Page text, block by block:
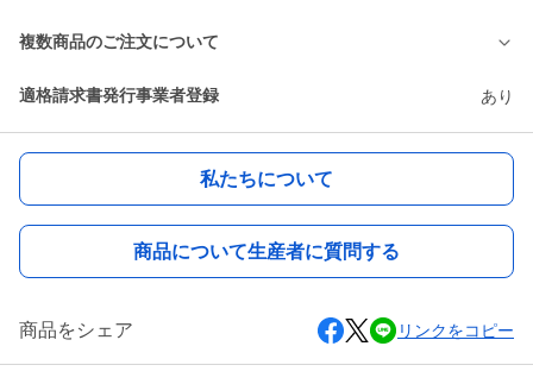
複数商品のご注文について
適格請求書発行事業者登録 あり
私たちについて
商品について生産者に質問する
商品をシェア リンクをコピー